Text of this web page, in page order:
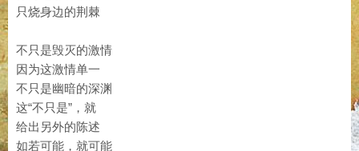
只烧身边的荆棘
不只是毁灭的激情
因为这激情单一
不只是幽暗的深渊
这“不只是”，就
给出另外的陈述
如若可能，就可能